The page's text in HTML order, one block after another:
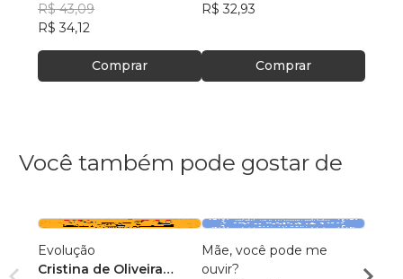
R$ 43,09
R$ 34,12
Comprar
R$ 32,93
Comprar
Você também pode gostar de
Evolução
Cristina de Oliveira
Mãe, você pode me
ouvir?